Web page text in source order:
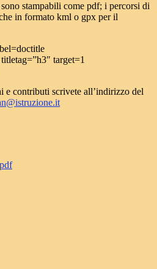
stampabili come pdf; i percorsi di
in formato kml o gpx per il
target=1
e contributi scrivete all’indirizzo del